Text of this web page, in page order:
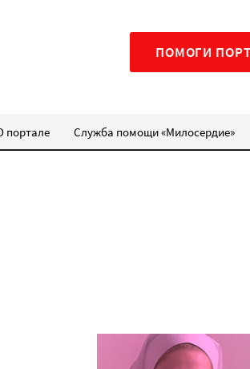
ПОМОГИ
портале Служба помощи «Милосердие»